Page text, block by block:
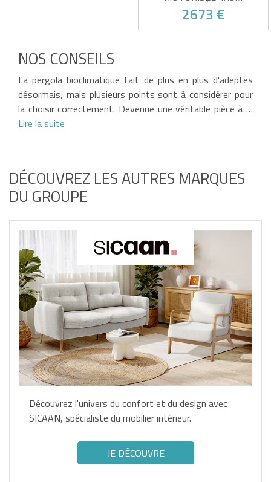
AUTOPORTÉE AGOSTA
ALUMINIUM GRIS AVEC
STORES RÉTRACTABLES
2673 €
totale
Couvre un côté complet de
4m
NOS CONSEILS
La pergola bioclimatique fait de plus en plus d'adeptes
désormais, mais plusieurs points sont à considérer pour
la choisir correctement. Devenue une véritable pièce à …
Lire la suite
DÉCOUVREZ LES AUTRES MARQUES
DU GROUPE
Découvrez l'univers du confort et du design avec
SICAAN, spécialiste du mobilier intérieur.
JE DÉCOUVRE